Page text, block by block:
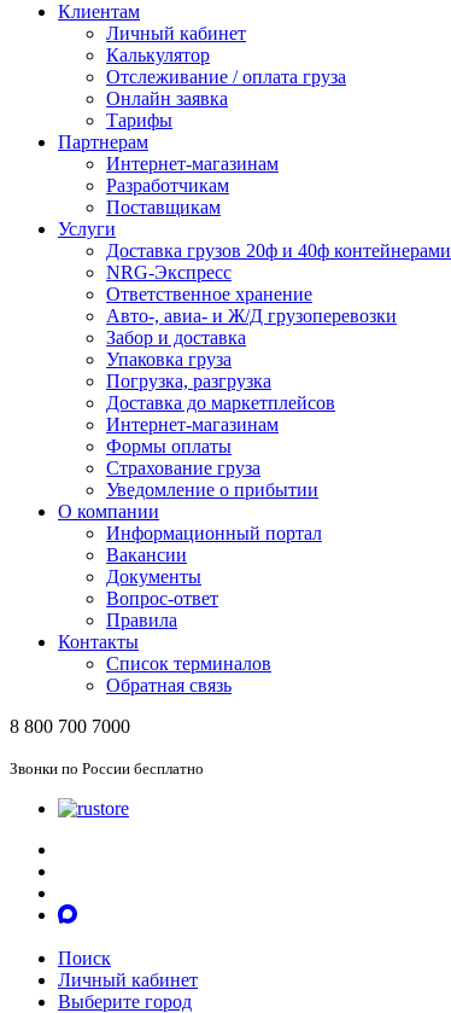
Клиентам
Личный кабинет
Калькулятор
Отслеживание / оплата груза
Онлайн заявка
Тарифы
Партнерам
Интернет-магазинам
Разработчикам
Поставщикам
Услуги
Доставка грузов 20ф и 40ф контейнерами
NRG-Экспресс
Ответственное хранение
Авто-, авиа- и Ж/Д грузоперевозки
Забор и доставка
Упаковка груза
Погрузка, разгрузка
Доставка до маркетплейсов
Интернет-магазинам
Формы оплаты
Страхование груза
Уведомление о прибытии
О компании
Информационный портал
Вакансии
Документы
Вопрос-ответ
Правила
Контакты
Список терминалов
Обратная связь
8 800 700 7000
Звонки по России бесплатно
Поиск
Личный кабинет
Выберите город